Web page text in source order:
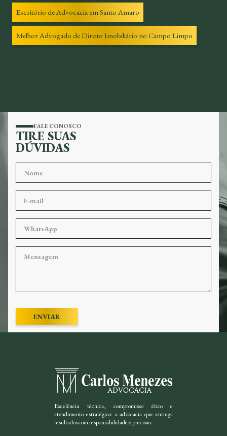
Escritório de Advocacia em Santo Amaro
Melhor Advogado de Direito Imobiliário no Campo Limpo
FALE CONOSCO
TIRE SUAS
DÚVIDAS
ENVIAR
Excelência técnica, compromisso ético e
atendimento estratégico: a advocacia que entrega
resultados com responsabilidade e precisão.